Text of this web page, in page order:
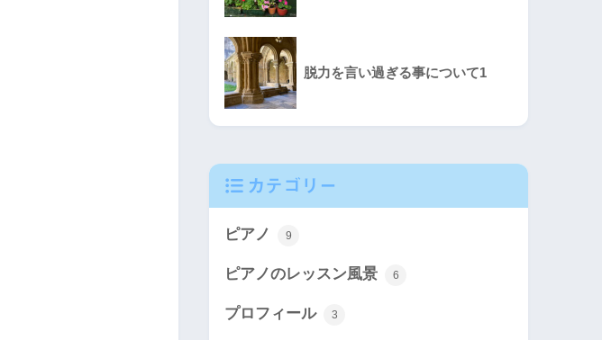
脱力を言い過ぎる事について1
カテゴリー
ピアノ 9
ピアノのレッスン風景 6
プロフィール 3